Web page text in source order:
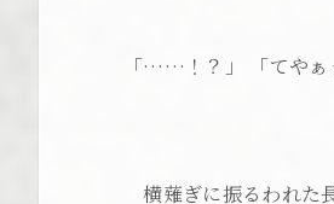
「……！？」 「てやぁ
横薙ぎに振るわれた